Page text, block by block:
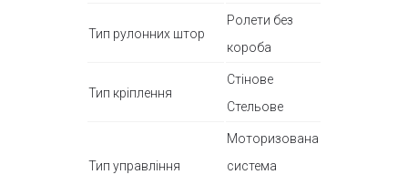
Тип рулонних штор
Ролети без
короба
Тип кріплення
Стінове
Стельове
Тип управління
Моторизована
система